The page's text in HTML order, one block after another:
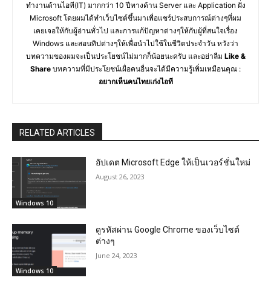
ทำงานด้านไอที(IT) มากกว่า 10 ปีทางด้าน Server และ Application ฝั่ง
Microsoft โดยผมได้ทำเว็บไซต์ขึ้นมาเพื่อแชร์ประสบการณ์ต่างๆที่ผม
เคยเจอให้กับผู้อ่านทั่วไป และการแก้ปัญหาต่างๆให้กับผู้ที่สนใจเรื่อง
Windows และสอนทิปต่างๆให้เพื่อนำไปใช้ในชีวิตประจำวัน หวังว่า
บทความของผมจะเป็นประโยชน์ไม่มากก็น้อยนะครับ และอย่าลืม Like &
Share บทความที่มีประโยชน์เผื่อคนอื่นจะได้มีความรู้เพิ่มเหมือนคุณ :
อยากเห็นคนไทยเก่งไอที
RELATED ARTICLES
Windows 10
อัปเดต Microsoft Edge ให้เป็นเวอร์ชั่นใหม่
August 26, 2023
Windows 10
ดูรหัสผ่าน Google Chrome ของเว็บไซต์
ต่างๆ
June 24, 2023